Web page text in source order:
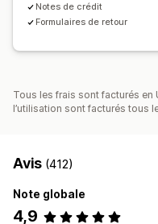
Notes de crédit
Formulaires de retour
Tous les frais sont facturés en
l’utilisation sont facturés tous
Avis (412)
Note globale
4,9